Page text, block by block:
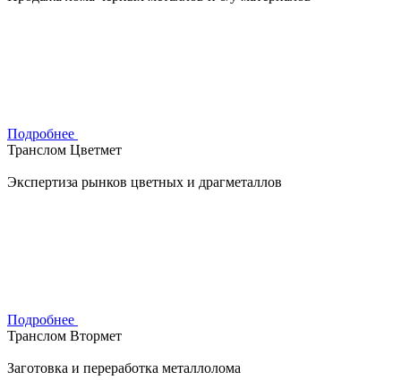
Подробнее
Транслом Цветмет
Экспертиза рынков цветных и драгметаллов
Подробнее
Транслом Втормет
Заготовка и переработка металлолома